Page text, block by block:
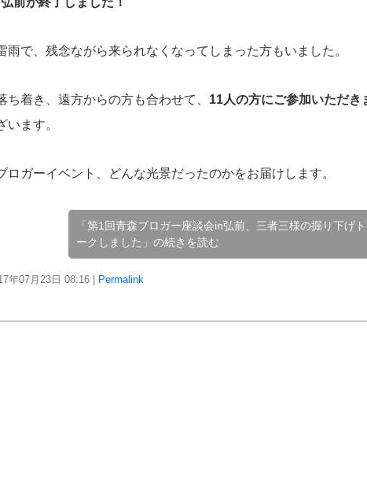
で、残念ながら来られなくなってしまった方もいました。
着き、遠方からの方も合わせて、 11人の方にご参加いただき
ます。
ロガーイベント、どんな光景だったのかをお届けします。
「第1回青森ブロガー座談会in弘前、三者三様の掘り下げト
ークしました」の続きを読む
年07月23日 08:16 Permalink